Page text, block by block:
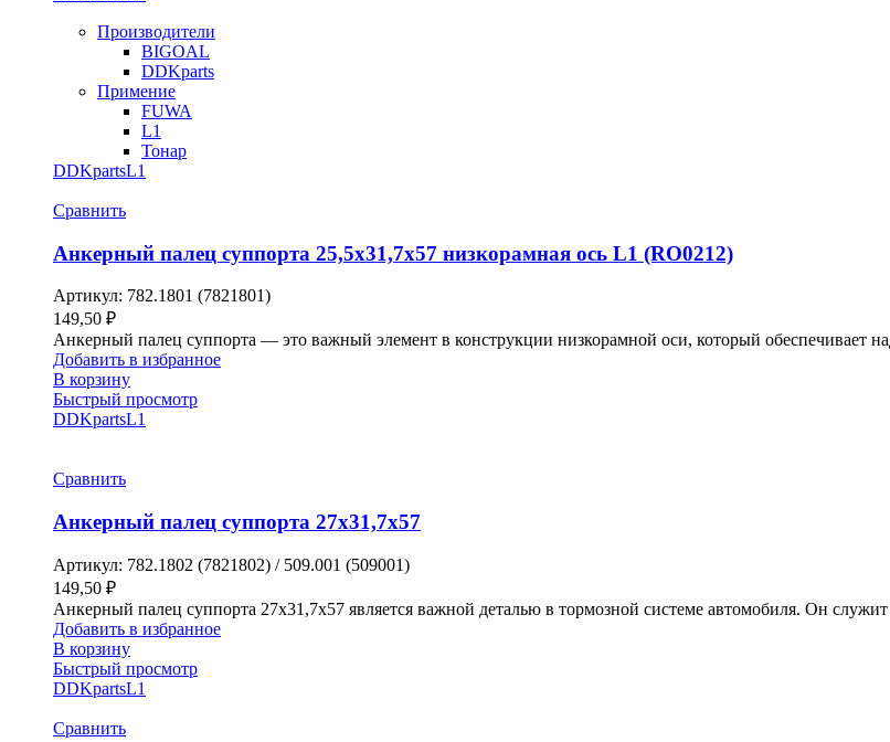
14
980,00 ₽.
Производители
BIGOAL
DDKparts
Примение
FUWA
L1
Тонар
DDKpartsL1
Сравнить
Анкерный палец суппорта 25,5х31,7х57 низкорамная ось L1 (RO0212)
Артикул: 782.1801 (7821801)
149,50 ₽
Анкерный палец суппорта — это важный элемент в конструкции низкорамной оси, который обеспечивает
Добавить в избранное
В корзину
Быстрый просмотр
DDKpartsL1
Сравнить
Анкерный палец суппорта 27х31,7х57
Артикул: 782.1802 (7821802) / 509.001 (509001)
149,50 ₽
Анкерный палец суппорта 27х31,7х57 является важной деталью в тормозной системе автомобиля. Он
Добавить в избранное
В корзину
Быстрый просмотр
DDKpartsL1
Сравнить